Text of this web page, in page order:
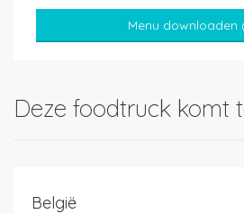
Menu downloaden
Deze foodtruck komt
België